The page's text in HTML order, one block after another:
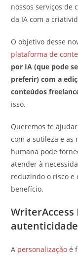
nossos serviços de
da IA com a
O objetivo desse
plataforma de
por IA (que pode
preferir) com a
conteúdos
isso.
Queremos te
com a sutileza e as
humana pode
atender à
reduzindo o risco e
benefício.
WriterAccess
autenticidade
A personalização é